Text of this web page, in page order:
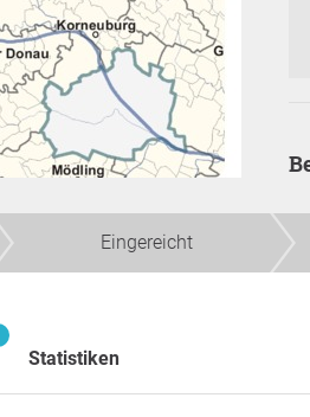
Eingereicht
Statistiken